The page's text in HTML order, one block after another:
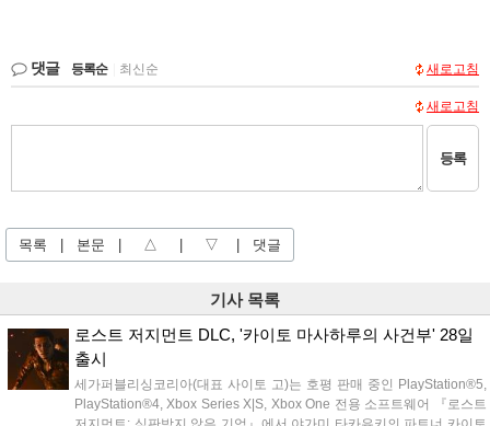
댓글 등록순 최신순 새로고침
새로고침
등록
목록 본문 △ ▽ 댓글
기사 목록
로스트 저지먼트 DLC, '카이토 마사하루의 사건부' 28일
출시
세가퍼블리싱코리아(대표 사이토 고)는 호평 판매 중인 PlayStation®5,
PlayStation®4, Xbox Series X|S, Xbox One 전용 소프트웨어 『로스트